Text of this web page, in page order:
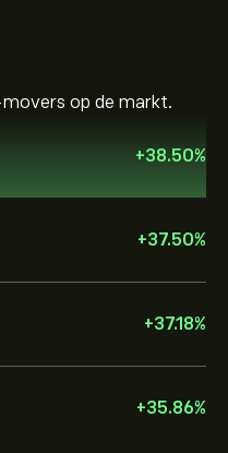
op de markt.
+38.50%
+37.50%
+37.18%
+35.86%